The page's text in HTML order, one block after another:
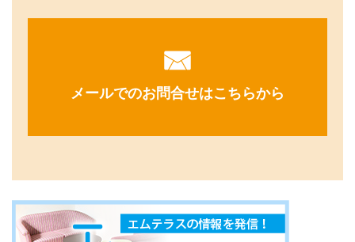
メールでのお問合せはこちらから